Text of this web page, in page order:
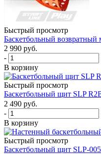
Быстрый просмотр
Баскетбольный возвратный
2 990 руб.
-
В корзину
Быстрый просмотр
Баскетбольный щит SLP
2 490 руб.
-
В корзину
Быстрый просмотр
Баскетбольный щит SLP-